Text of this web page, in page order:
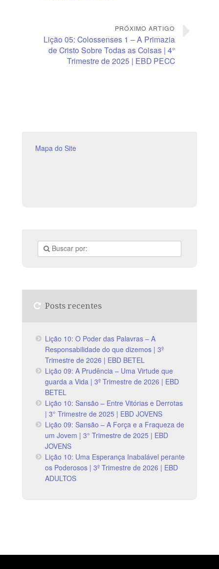
PRÓXIMO ARTIGO
Lição 05: Colossenses 1 – A Primazia
de Cristo Sobre Todas as Coisas | 4°
Trimestre de 2025 | EBD PECC
Mapa do Site
Posts recentes
Lição 10: O Poder das Palavras – A
Responsabilidade do que dizemos | 3º
Trimestre de 2026 | EBD BETEL
Lição 09: A Prudência – Uma Virtude que
guarda a Vida | 3º Trimestre de 2026 | EBD
BETEL
Lição 10: Sansão – Entre Vitórias e Derrotas
| 3° Trimestre de 2025 | EBD JOVENS
Lição 09: Sansão – A Força e a Fraqueza de
um Jovem | 3° Trimestre de 2025 | EBD
JOVENS
Lição 10: Uma Esperança Inabalável perante
os Poderosos | 3º Trimestre de 2026 | EBD
ADULTOS